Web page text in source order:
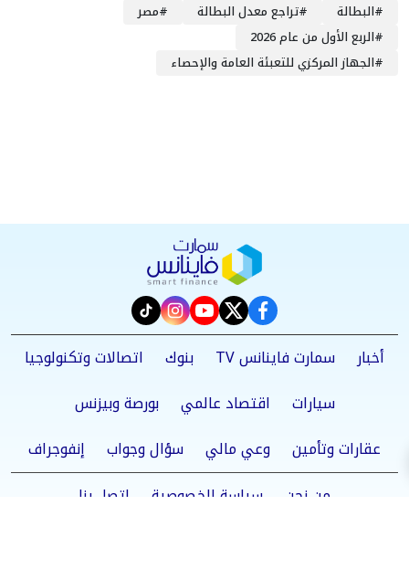
#البطالة #تراجع معدل البطالة #مصر
#الربع الأول من عام 2026
#الجهاز المركزي للتعبئة العامة والإحصاء
facebook
twitter
youtube
instagram
tiktok
أخبار
سمارت فاينانس TV بنوك
اتصالات وتكنولوجيا
سيارات
اقتصاد عالمي
بورصة وبيزنس
عقارات وتأمين
وعي مالي سؤال وجواب
إنفوجراف
من نحن
سياسة الخصوصية اتصل بنا